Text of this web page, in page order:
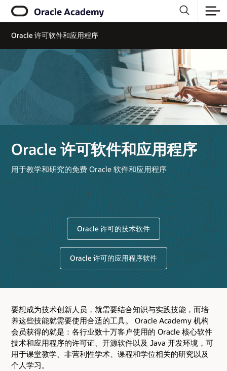
Oracle Academy
Oracle 许可软件和应用程序
用于教学和研究的免费 Oracle 软件和应用程序
Oracle 许可软件和应用程序
Oracle 许可的技术软件
Oracle 许可的应用程序软件
要想成为技术创新人员，就需要结合知识与实践技能，而培
养这些技能就需要使用合适的工具。 Oracle Academy 机构
会员获得的就是：各行业数十万客户使用的 Oracle 核心软件
技术和应用程序的许可证、开源软件以及 Java 开发环境，可
用于课堂教学、非营利性学术、课程和学位相关的研究以及
个人学习。